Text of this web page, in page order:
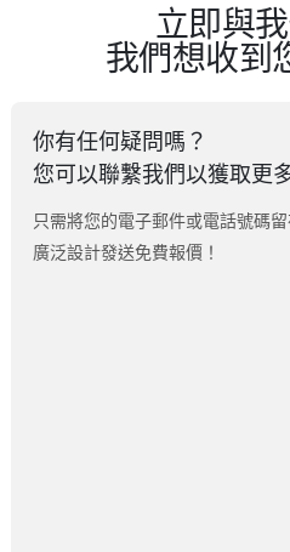
立即與
我們想收到
你有任何疑問嗎？
您可以聯繫我們以獲取更
只需將您的電子郵件或電話號碼
廣泛設計發送免費報價！